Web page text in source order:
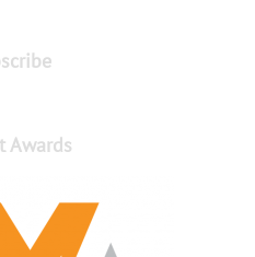
Awards